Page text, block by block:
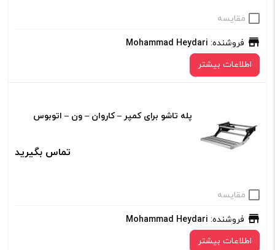
مقایسه
فروشنده: Mohammad Heydari
اطلاعات بیشتر
پله تاشو برای کمپر – کاروان – ون – اتوبوس
تماس بگیرید
مقایسه
فروشنده: Mohammad Heydari
اطلاعات بیشتر